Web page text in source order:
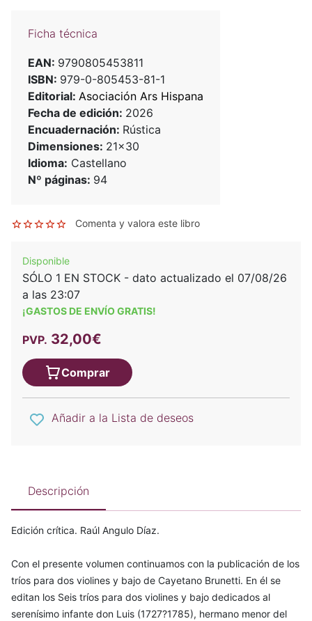
Ficha técnica
EAN: 9790805453811
ISBN: 979-0-805453-81-1
Editorial: Asociación Ars Hispana
Fecha de edición: 2026
Encuadernación: Rústica
Dimensiones: 21x30
Idioma: Castellano
Nº páginas: 94
Comenta y valora este libro
Disponible
SÓLO 1 EN STOCK - dato actualizado el 07/08/26
a las 23:07
¡GASTOS DE ENVÍO GRATIS!
PVP. 32,00€
Comprar
Añadir a la Lista de deseos
Descripción
Edición crítica. Raúl Angulo Díaz.
Con el presente volumen continuamos con la publicación de los
tríos para dos violines y bajo de Cayetano Brunetti. En él se
editan los Seis tríos para dos violines y bajo dedicados al
serenísimo infante don Luis (1727?1785), hermano menor del